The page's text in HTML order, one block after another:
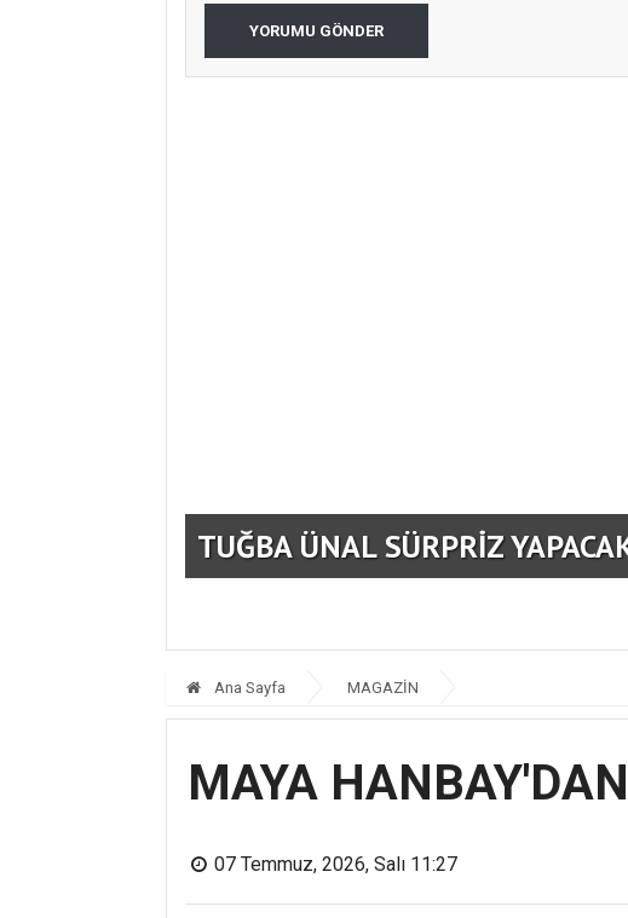
YORUMU GÖNDER
TUĞBA ÜNAL SÜRPRİZ
Ana Sayfa MAGAZİN
MAYA
07 Temmuz, 2026, Salı 11:27